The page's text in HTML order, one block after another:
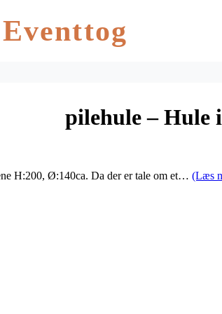
Eventtog
pilehule – Hule
H:200, Ø:140ca. Da der er tale om et… (Læs